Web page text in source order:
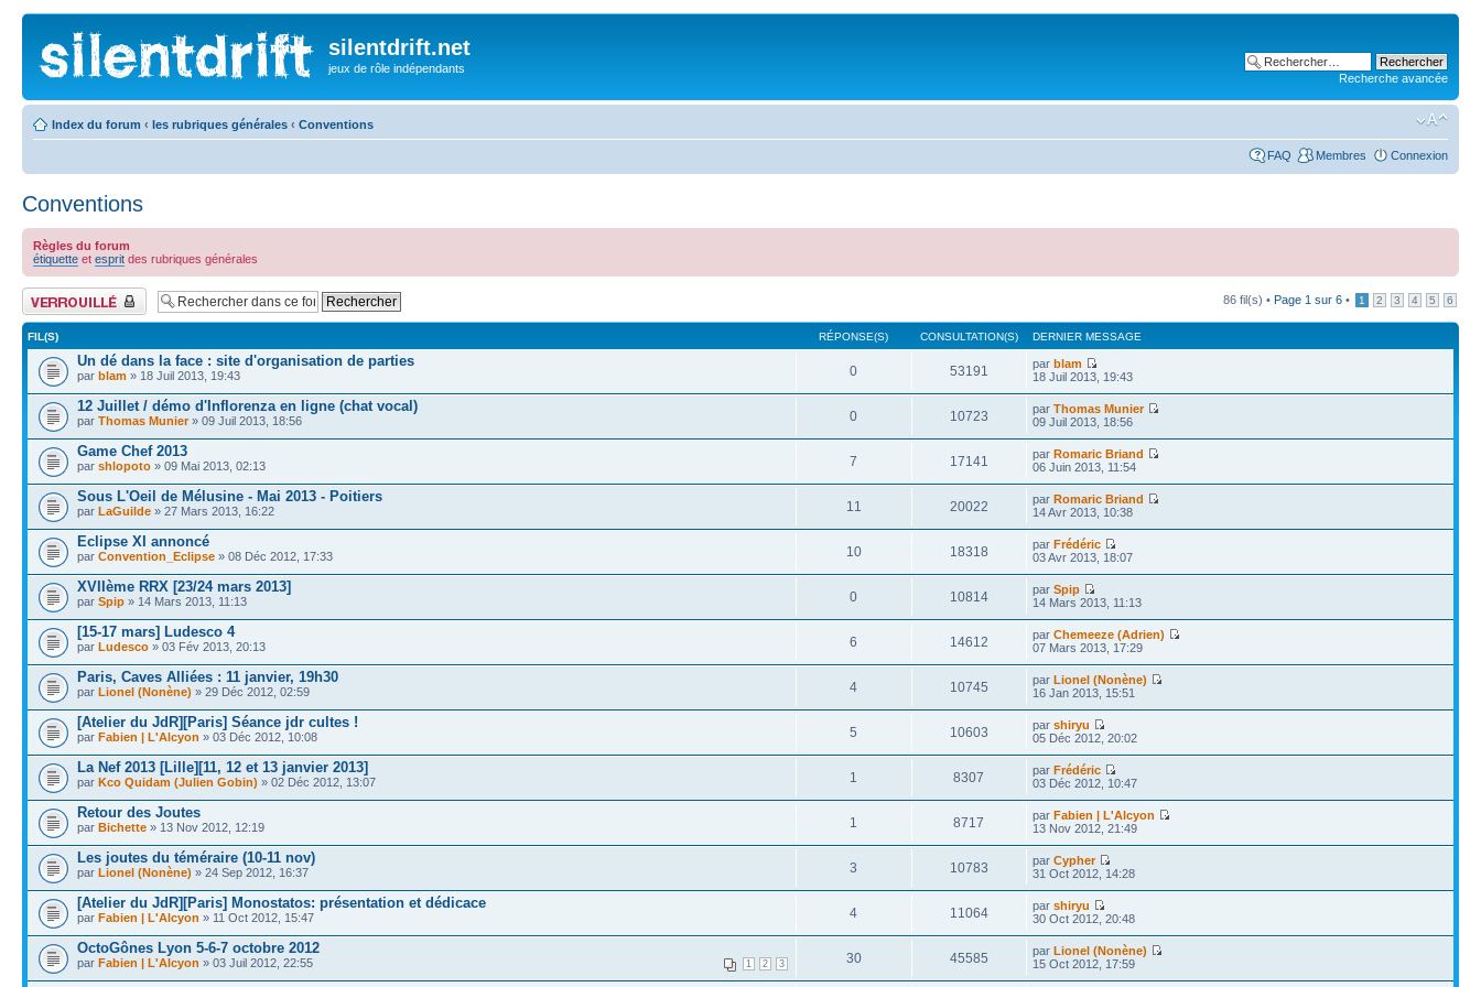
silentdrift.net
jeux de rôle indépendants
Recherche avancée
Index du forum ‹ les rubriques générales ‹ Conventions
FAQ Membres Connexion
Conventions
Règles du forum
étiquette et esprit des rubriques générales
Forum verrouillé 86 fil(s) • Page 1 sur 6 • 1 2 3 4 5 6
FIL(S) RÉPONSE(S) CONSULTATION(S) DERNIER MESSAGE
Un dé dans la face : site d'organisation de parties
par blam » 18 Juil 2013, 19:43 0 53191 parblam
18 Juil 2013, 19:43
12 Juillet / démo d'Inflorenza en ligne (chat vocal)
par Thomas Munier» 09 Juil 2013, 18:56 0 10723 parThomas Munier
09 Juil 2013, 18:56
Game Chef 2013
par shlopoto » 09 Mai 2013, 02:13 7 17141 parRomaric Briand
06 Juin 2013, 11:54
Sous L'Oeil de Mélusine - Mai 2013 - Poitiers
par LaGuilde » 27 Mars 2013, 16:22 11 20022 parRomaric Briand
14 Avr 2013, 10:38
Eclipse XI annoncé
par Convention_Eclipse » 08 Déc 2012, 17:33 10 18318 parFrédéric
03 Avr 2013, 18:07
XVIIème RRX [23/24 mars 2013]
par Spip » 14 Mars 2013, 11:13 0 10814 parSpip
14 Mars 2013, 11:13
[15-17 mars] Ludesco 4
par Ludesco » 03 Fév 2013, 20:13 6 14612 parChemeeze (Adrien)
07 Mars 2013, 17:29
Paris, Caves Alliées : 11 janvier, 19h30
par Lionel (Nonène) » 29 Déc 2012, 02:59 4 10745 parLionel (Nonène)
16 Jan 2013, 15:51
[Atelier du JdR][Paris] Séance jdr cultes !
par Fabien | L'Alcyon » 03 Déc 2012, 10:08 5 10603 parshiryu
05 Déc 2012, 20:02
La Nef 2013 [Lille][11, 12 et 13 janvier 2013]
par Kco Quidam (Julien Gobin) » 02 Déc 2012, 13:07 1 8307 parFrédéric
03 Déc 2012, 10:47
Retour des Joutes
par Bichette » 13 Nov 2012, 12:19 1 8717 parFabien | L'Alcyon
13 Nov 2012, 21:49
Les joutes du téméraire (10-11 nov)
par Lionel (Nonène) » 24 Sep 2012, 16:37 3 10783 parCypher
31 Oct 2012, 14:28
[Atelier du JdR][Paris] Monostatos: présentation et dédicace
par Fabien | L'Alcyon » 11 Oct 2012, 15:47 4 11064 parshiryu
30 Oct 2012, 20:48
OctoGônes Lyon 5-6-7 octobre 2012
1 2 3
par Fabien | L'Alcyon » 03 Juil 2012, 22:55 30 45585 parLionel (Nonène)
15 Oct 2012, 17:59